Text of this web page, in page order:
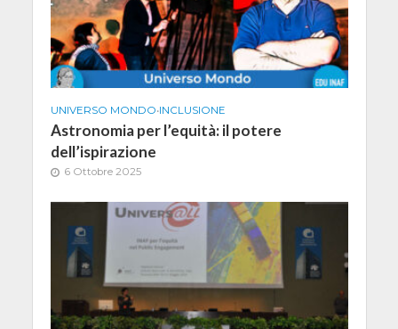
UNIVERSO MONDO•INCLUSIONE
Astronomia per l’equità: il potere
dell’ispirazione
6 Ottobre 2025